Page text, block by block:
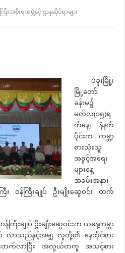
းအစိုးရအဖွဲ့နှင့် ဌာနဆိုင်ရာများ
ပဲခူးမြို့၊
မြို့တော်
ခန်းမ၌
မတ်လ(၁၅)ရ
က်နေ့၊ နံနက်
ပိုင်းက ကမ္ဘာ့
စားသုံးသူ
အခွင့်အရေး
များနေ့
အခမ်းအနား
း ဝန်ကြီးချုပ် ဦးမျိုးဆွေဝင်း တက်
ြီးချုပ် ဦးမျိုးဆွေဝင်းက ယနေ့ကမ္ဘာ
လာသည်နှင့်အမျှ လူတို့၏ နေထိုင်စား
တိုးတက်လာပြီး အလွယ်တကူ အသင့်စား